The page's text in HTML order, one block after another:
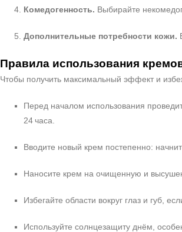
Комедогенность. Выбирайте
Дополнительные потребности кожи.
Правила использования
Чтобы получить максимальный эффект и
Перед началом использования
24 часа.
Вводите новый крем постепенно:
Наносите крем на очищенную и
Избегайте области вокруг глаз и губ,
Используйте солнцезащиту днём,